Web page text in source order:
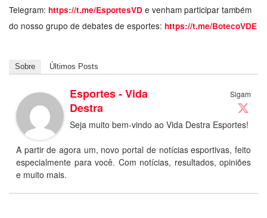
Telegram: https://t.me/EsportesVD e venham participar também
do nosso grupo de debates de esportes: https://t.me/BotecoVDE
Sobre Últimos Posts
Sigam
Esportes - Vida
Destra
Seja muito bem-vindo ao Vida Destra Esportes!
A partir de agora um, novo portal de notícias esportivas, feito
especialmente para você. Com notícias, resultados, opiniões
e muito mais.